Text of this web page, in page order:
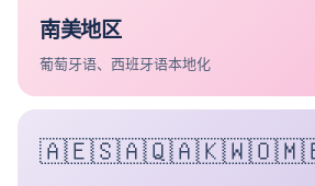
南美地区
葡萄牙语、西班牙语本地化